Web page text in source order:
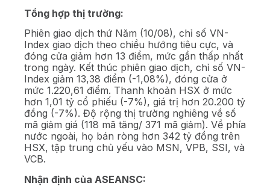
Tổng hợp thị trường:
Phiên giao dịch thứ Năm (10/08), chỉ số VN-
Index giao dịch theo chiều hướng tiêu cực, và
đóng cửa giảm hơn 13 điểm, mức gần thấp nhất
trong ngày. Kết thúc phiên giao dịch, chỉ số VN-
Index giảm 13,38 điểm (-1,08%), đóng cửa ở
mức 1.220,61 điểm. Thanh khoản HSX ở mức
hơn 1,01 tỷ cổ phiếu (-7%), giá trị hơn 20.200 tỷ
đồng (-7%). Độ rộng thị trường nghiêng về số
mã giảm giá (118 mã tăng/ 371 mã giảm). Về phía
nước ngoài, họ bán ròng hơn 342 tỷ đồng trên
HSX, tập trung chủ yếu vào MSN, VPB, SSI, và
VCB.
Nhận định của ASEANSC: